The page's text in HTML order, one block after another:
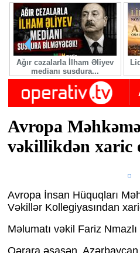
Skip to main content
Ağır cəzalarla İlham Əliyev
medianı susdura...
Avropa
vəkillikdən xaric
Avropa İnsan Hüquqları
Vəkillər Kollegiyasından
Məlumatı vəkil Fariz